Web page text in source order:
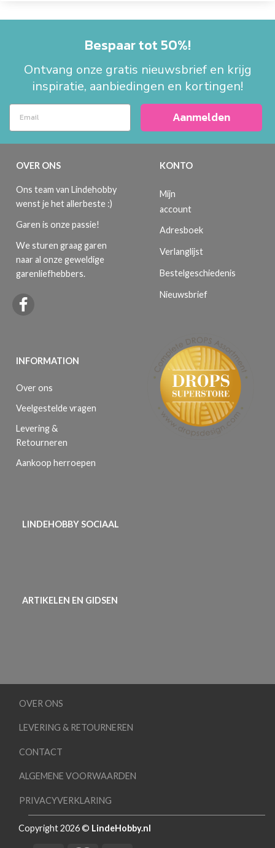
Bespaar tot 50%!
Ontvang onze gratis nieuwsbrief en krijg
inspiratie, aanbiedingen en kortingen!
Aanmelden
OVER ONS
Ons team van Lindehobby
wenst je het allerbeste :)
Garen is onze passie!
We sturen graag garen
naar al onze geweldige
garenliefhebbers.
INFORMATION
Over ons
Veelgestelde vragen
Levering &
Retourneren
Aankoop herroepen
KONTO
Mijn
account
Adresboek
Verlanglijst
Bestelgeschiedenis
Nieuwsbrief
LINDEHOBBY SOCIAAL
ARTIKELEN EN GIDSEN
OVER ONS
LEVERING & RETOURNEREN
CONTACT
ALGEMENE VOORWAARDEN
PRIVACYVERKLARING
Copyright 2026 © LindeHobby.nl